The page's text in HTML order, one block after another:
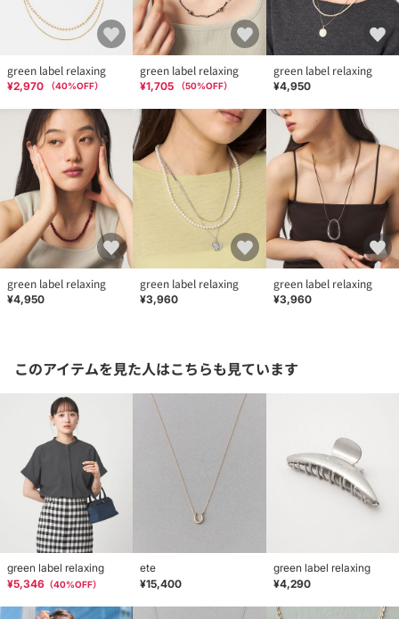
green label relaxing
¥2,970 （40%OFF）
green label relaxing
¥1,705 （50%OFF）
green label relaxing
¥4,950
green label relaxing
¥4,950
green label relaxing
¥3,960
green label relaxing
¥3,960